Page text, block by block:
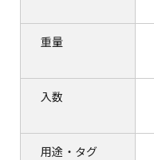
重量
入数
用途・タグ